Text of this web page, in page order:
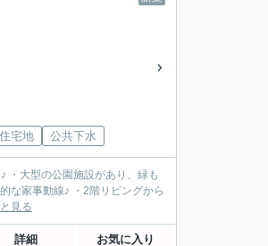
宅地 公共下水
・大型の公園施設があり、緑も
な家事動線♪ ・2階リビングから
見る
詳細 お気に入り